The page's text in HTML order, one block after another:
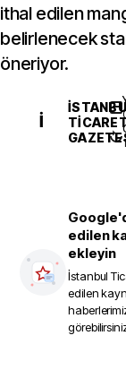
ithal edilen
belirlenecek
öneriyor.
İ
edilen
ekleyin
İstanbul
edilen